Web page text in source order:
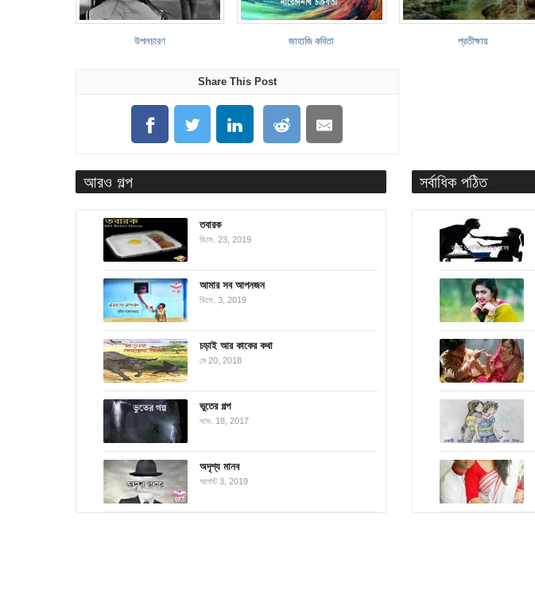
উপলচারণ জাহাজি কবিতা প্রতীক্ষায়
Share This Post
আরও গল্প
তবারক
ডিসে. 23, 2019
আমার সব আপনজন
ডিসে. 3, 2019
চড়াই আর কাকের কথা
মে 20, 2018
ভুতের গল্প
নভে. 18, 2017
অদৃশ্য মানব
আগস্ট 3, 2019
সর্বাধিক পঠিত